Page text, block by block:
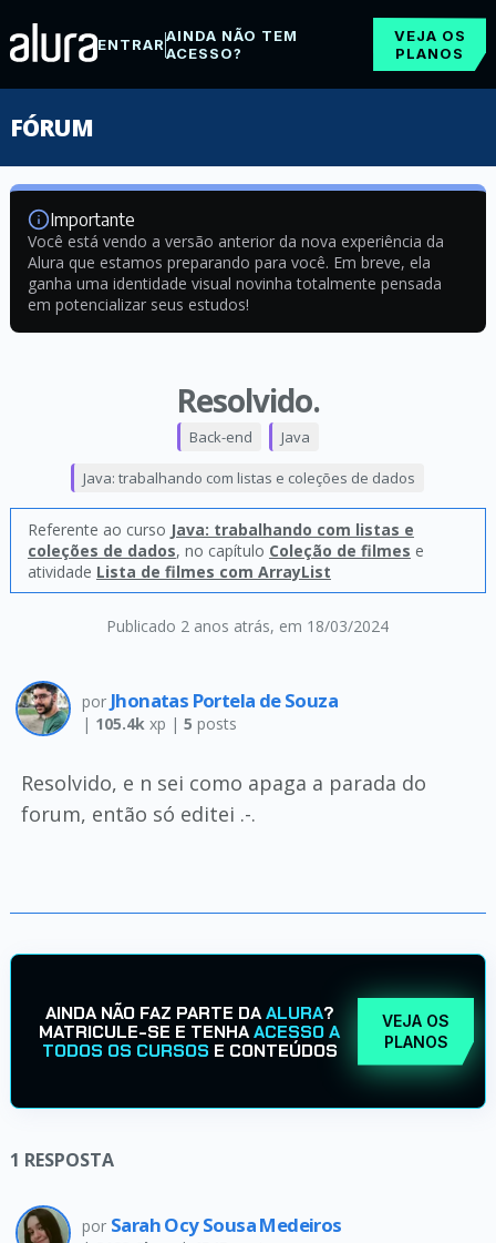
ENTRARAINDA NÃO TEM
ACESSO?
VEJA OS
PLANOS
FÓRUM
Importante
Você está vendo a versão anterior da nova experiência da
Alura que estamos preparando para você. Em breve, ela
ganha uma identidade visual novinha totalmente pensada
em potencializar seus estudos!
Resolvido.
Publicado 2 anos atrás, em 18/03/2024
Back-end Java
Java: trabalhando com listas e coleções de dados
Referente ao curso Java: trabalhando com listas e
coleções de dados, no capítulo Coleção de filmes e
atividade Lista de filmes com ArrayList
por Jhonatas Portela de Souza
| 105.4kxp | 5 posts
Resolvido, e n sei como apaga a parada do
forum, então só editei .-.
AINDA NÃO FAZ PARTE DAALURA?
MATRICULE-SE E TENHAACESSO A
TODOS OS CURSOS E CONTEÚDOS
VEJA OS
PLANOS
1 RESPOSTA
por Sarah Ocy Sousa Medeiros